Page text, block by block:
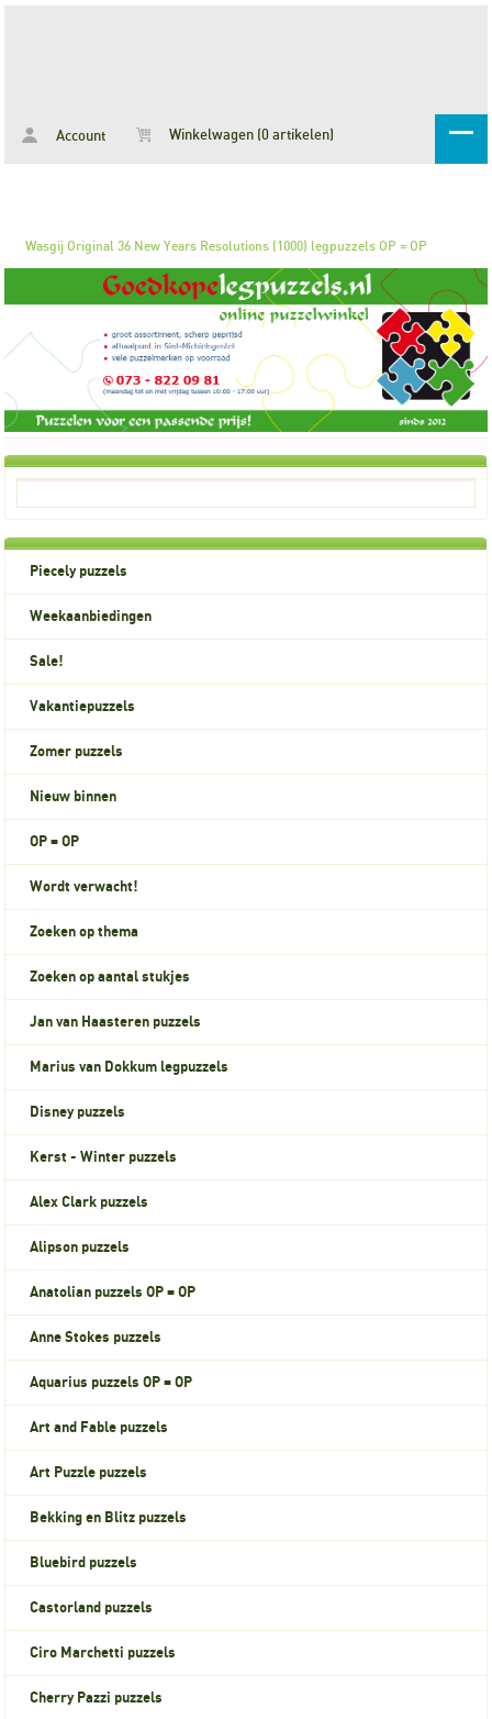
Account Winkelwagen (0 artikelen)
Wasgij Original 36 New Years Resolutions (1000) legpuzzels OP = OP
Piecely puzzels
Weekaanbiedingen
Sale!
Vakantiepuzzels
Zomer puzzels
Nieuw binnen
OP = OP
Wordt verwacht!
Zoeken op thema
Zoeken op aantal stukjes
Jan van Haasteren puzzels
Marius van Dokkum legpuzzels
Disney puzzels
Kerst - Winter puzzels
Alex Clark puzzels
Alipson puzzels
Anatolian puzzels OP = OP
Anne Stokes puzzels
Aquarius puzzels OP = OP
Art and Fable puzzels
Art Puzzle puzzels
Bekking en Blitz puzzels
Bluebird puzzels
Castorland puzzels
Ciro Marchetti puzzels
Cherry Pazzi puzzels